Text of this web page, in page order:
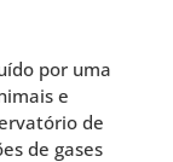
por uma
e
de
de gases